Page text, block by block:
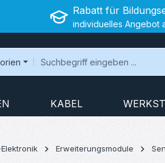
Rabatt für
individuelles Angebot
KABEL
Elektronik Erweiterungsmodule